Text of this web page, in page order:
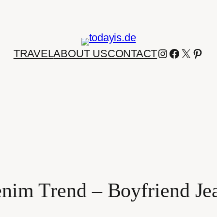
TRAVELABOUT USCONTACTINSTAGRAM
X
Trend – Boyfriend